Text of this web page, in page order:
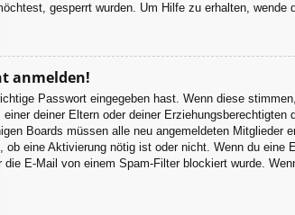
gesperrt wurden. Um Hilfe zu erhalten, wende
anmelden!
Passwort eingegeben hast. Wenn diese
deiner Eltern oder deiner Erziehungsberechtigten
Boards müssen alle neu angemeldeten Mitglieder
eine Aktivierung nötig ist oder nicht. Wenn du
E-Mail von einem Spam-Filter blockiert wurde.